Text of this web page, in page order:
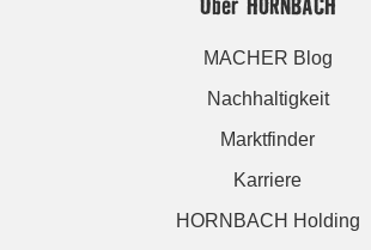
MACHER Blog
Nachhaltigkeit
Marktfinder
Karriere
HORNBACH Holding